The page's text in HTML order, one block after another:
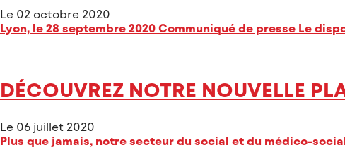
Le 02 octobre 2020
Lyon, le 28 septembre 2020 Communiqué de presse Le
DÉCOUVREZ NOTRE NOUVELLE
Le 06 juillet 2020
Plus que jamais, notre secteur du social et du médico-